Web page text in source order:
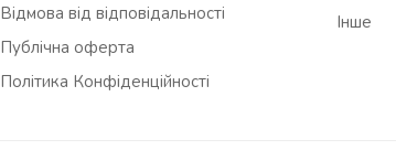
Відмова від відповідальності
Публічна оферта
Політика Конфіденційності
Інше